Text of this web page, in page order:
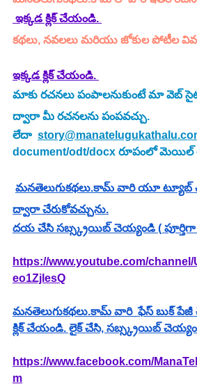
ఇక్కడ క్లిక్ చేయండి.
కథలు, నవలలు మరియు జోకుల పోటీల
ఇక్కడ క్లిక్ చేయండి.
మాకు రచనలు పంపాలనుకుంటే మా వెబ్
ద్వారా మీ రచనలను పంపవచ్చు.
లేదా
document/odt/docx రూపంలో మెయిల్
మనతెలుగుకథలు.కామ్ వారి యూ ట్యూబ్
ద్వారా చేరుకోవచ్చును.
దయ చేసి సబ్స్క్రయిబ్ చెయ్యండి ( పూర్తిగా
https://www.youtube.com/
eo1ZjlesQ
మనతెలుగుకథలు.కామ్ వారి  ఫేస్ బుక్ పేజీ
క్లిక్ చేయండి. లైక్ చేసి, సబ్స్క్రయిబ్
https://www.facebook.com/
m